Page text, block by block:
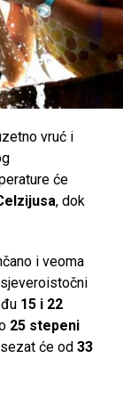
i
do
i umjetnina.
iz,
izuzeta su
poslova
za robne
sigurnosnim
i u
mapi bit će
30
vruć i
će
, dok
i veoma
15 i 22
25 stepeni
će od 33